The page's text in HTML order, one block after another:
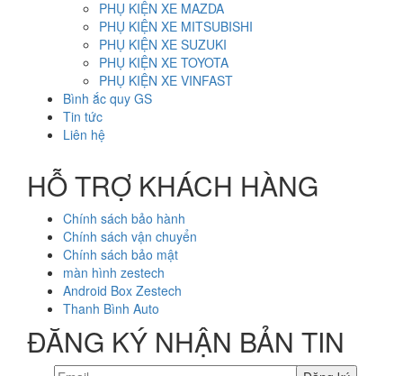
PHỤ KIỆN XE MAZDA
PHỤ KIỆN XE MITSUBISHI
PHỤ KIỆN XE SUZUKI
PHỤ KIỆN XE TOYOTA
PHỤ KIỆN XE VINFAST
Bình ắc quy GS
Tin tức
Liên hệ
HỖ TRỢ KHÁCH HÀNG
Chính sách bảo hành
Chính sách vận chuyển
Chính sách bảo mật
màn hình zestech
Android Box Zestech
Thanh Bình Auto
ĐĂNG KÝ NHẬN BẢN TIN